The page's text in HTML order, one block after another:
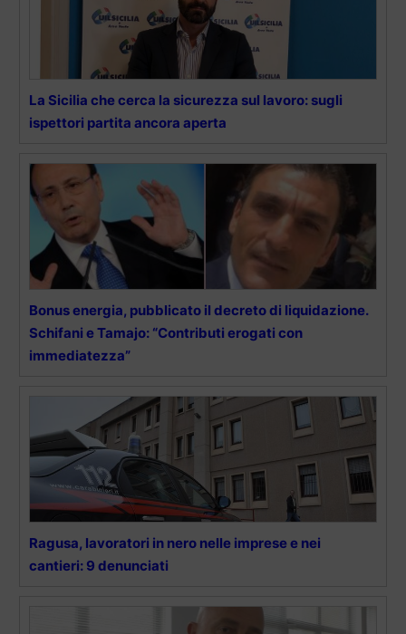
La Sicilia che cerca la sicurezza sul lavoro: sugli
ispettori partita ancora aperta
Bonus energia, pubblicato il decreto di liquidazione.
Schifani e Tamajo: “Contributi erogati con
immediatezza”
Ragusa, lavoratori in nero nelle imprese e nei
cantieri: 9 denunciati